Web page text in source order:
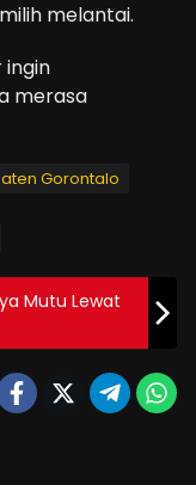
melantai.
ingin
merasa
Gorontalo
Mutu Lewat